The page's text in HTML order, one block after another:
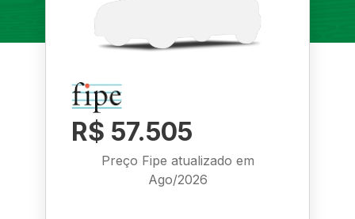
R$ 57.505
Preço Fipe atualizado em
Ago/2026